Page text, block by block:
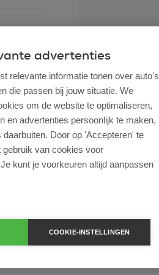
advertenties
relevante informatie tonen over auto's
die passen bij jouw situatie. We
om de website te optimaliseren,
en advertenties persoonlijk te maken,
Door op 'Accepteren' te
van cookies voor
kunt je voorkeuren altijd aanpassen
COOKIE-INSTELLINGEN